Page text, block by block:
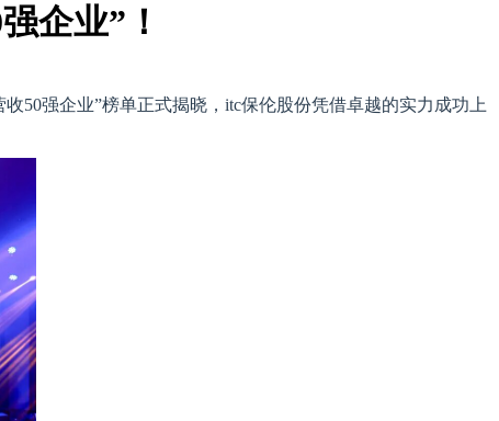
企业”！
50强企业”榜单正式揭晓，itc保伦股份凭借卓越的实力成功上